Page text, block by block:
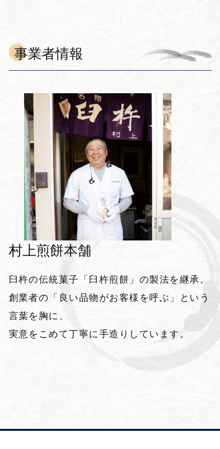
事業者情報
村上煎餅本舗
臼杵の伝統菓子「臼杵煎餅」の製法を継承。
創業者の「良い品物がお客様を呼ぶ」という
言葉を胸に、
実意をこめて丁寧に手造りしています。